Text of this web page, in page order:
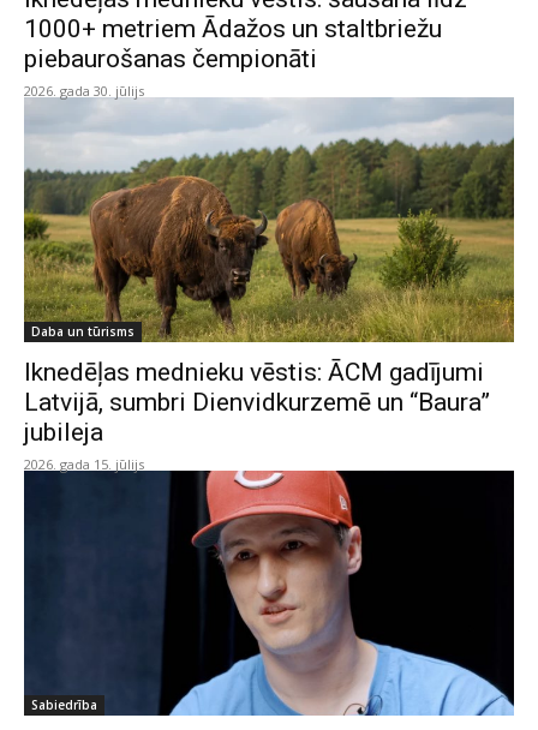
1000+ metriem Ādažos un staltbriežu
piebaurošanas čempionāti
2026. gada 30. jūlijs
Daba un tūrisms
Iknedēļas mednieku vēstis: ĀCM gadījumi
Latvijā, sumbri Dienvidkurzemē un “Baura”
jubileja
2026. gada 15. jūlijs
Sabiedrība